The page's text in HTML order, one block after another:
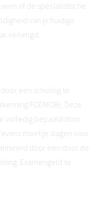
of de specialistische
van je huidige
verlengd.
een scholing te
FODMOB), Deze
volledig bepaald door
moet je slagen voor
door een door de
Examengeld te